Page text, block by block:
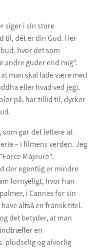
siger i sin store
til, dét er din Gud. Her
hvor det som
andre guder end mig”.
man skal lade være med
eller hvad ved jeg).
på, har tillid til, dyrker
gør det lettere at
– i filmens verden. Jeg
Majeure”.
der egentlig er mindre
fornyeligt, hvor han
i Cannes for sin
altså en fransk titel.
det betyder, at man
en
pludselig og alvorlig